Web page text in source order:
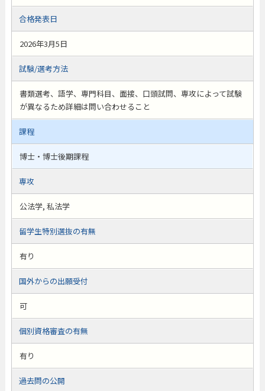
合格発表日
2026年3月5日
試験/選考方法
書類選考、語学、専門科目、面接、口頭試問、専攻によって試験
が異なるため詳細は問い合わせること
課程
博士・博士後期課程
専攻
公法学, 私法学
留学生特別選抜の有無
有り
国外からの出願受付
可
個別資格審査の有無
有り
過去問の公開